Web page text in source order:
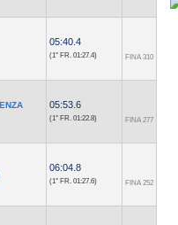
05:40.4
(1° FR. 01:27.4) FINA 310
05:53.6
(1° FR. 01:22.8) FINA 277
06:04.8
(1° FR. 01:27.6) FINA 252